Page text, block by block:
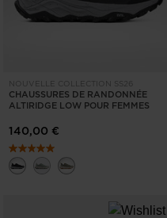
NOUVELLE COLLECTION SS26
CHAUSSURES DE RANDONNÉE
ALTIRIDGE LOW POUR FEMMES
140,00 €